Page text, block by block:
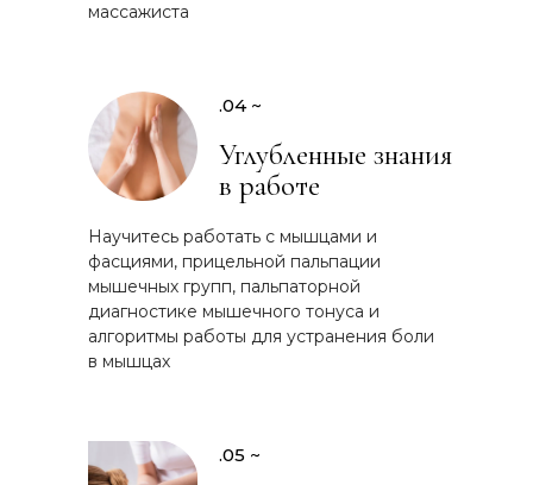
массажиста
.05 ~
Углубленные знания
в работе
Научитесь работать с мышцами и
фасциями, прицельной пальпации
мышечных групп, пальпаторной
диагностике мышечного тонуса и
алгоритмы работы для устранения боли
в мышцах
.04 ~